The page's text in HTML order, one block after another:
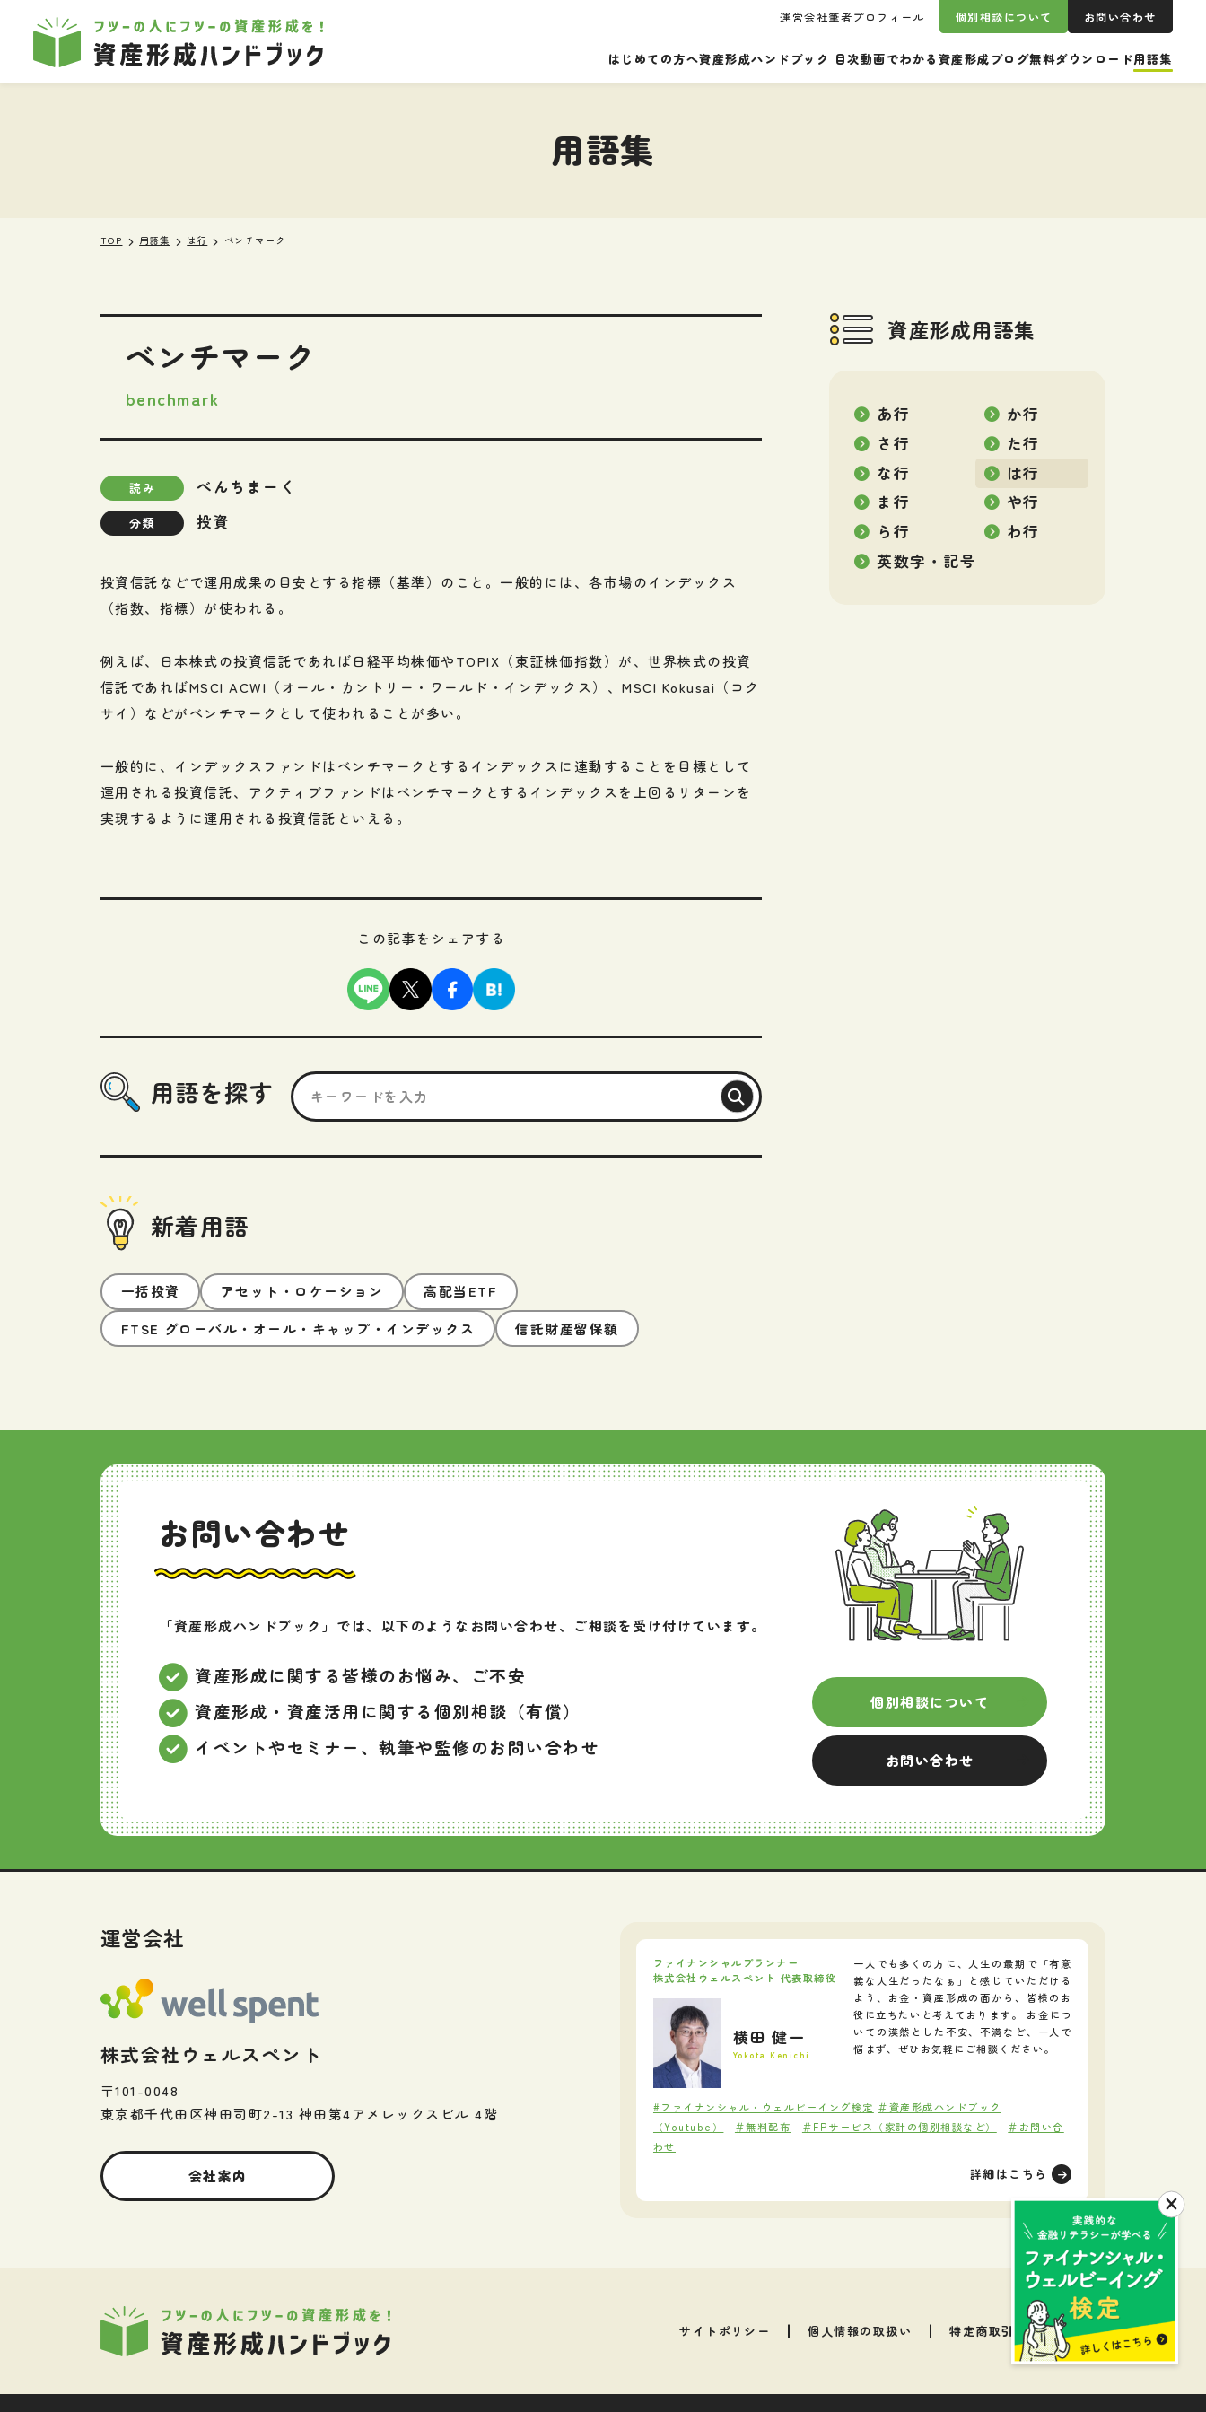
はじめての方へ資産形成ハンドブック 目次動画でわかる資産形成 ブログ無料ダウンロード用語集
運営会社筆者プロフィール 個別相談について お問い合わせ
用語集
TOP 用語集 は行 ベンチマーク
ベンチマーク
benchmark
読み べんちまーく
分類 投資
投資信託などで運用成果の目安とする指標（基準）のこと。一般的には、各市場のインデックス
（指数、指標）が使われる。
例えば、日本株式の投資信託であれば日経平均株価やTOPIX（東証株価指数）が、世界株式の投資
信託であればMSCI ACWI（オール・カントリー・ワールド・インデックス）、MSCI Kokusai（コク
サイ）などがベンチマークとして使われることが多い。
一般的に、インデックスファンドはベンチマークとするインデックスに連動することを目標として
運用される投資信託、アクティブファンドはベンチマークとするインデックスを上回るリターンを
実現するように運用される投資信託といえる。
この記事をシェアする
用語を探す
新着用語
一括投資 アセット・ロケーション
高配当ETF
FTSE グローバル・オール・キャップ・インデックス
信託財産留保額
資産形成用語集
あ行
か行
さ行
た行
な行
は行
ま行
や行
ら行
わ行
英数字・記号
お問い合わせ
「資産形成ハンドブック」では、以下のようなお問い合わせ、ご相談を受け付けています。
資産形成に関する皆様のお悩み、ご不安
資産形成・資産活用に関する個別相談（有償）
イベントやセミナー、執筆や監修のお問い合わせ
個別相談について
お問い合わせ
運営会社
株式会社ウェルスペント
〒101-0048
東京都千代田区神田司町2-13 神田第4アメレックスビル 4階
会社案内
ファイナンシャルプランナー
株式会社ウェルスペント 代表取締役
横田 健一
Yokota Kenichi
一人でも多くの方に、人生の最期で「有意
義な人生だったなぁ」と感じていただける
よう、お金・資産形成の面から、皆様のお
役に立ちたいと考えております。 お金につ
いての漠然とした不安、不満など、一人で
悩まず、ぜひお気軽にご相談ください。
#ファイナンシャル・ウェルビーイング検定 ＃資産形成ハンドブック
（Youtube）
＃無料配布 ＃FPサービス（家計の個別相談など）
＃お問い合
わせ
詳細はこちら
サイトポリシー 個人情報の取扱い 特定商取引法に基づく表記